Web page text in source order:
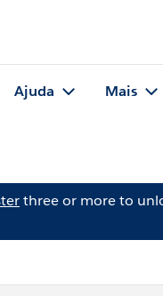
Ajuda Mais
three or more to